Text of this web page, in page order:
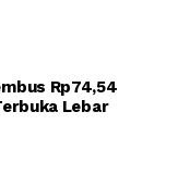
Rp74,54
Lebar